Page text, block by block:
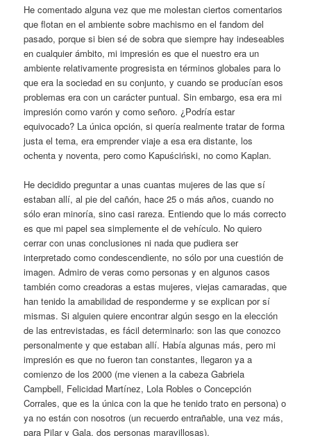
He comentado alguna vez que me molestan ciertos comentarios
que flotan en el ambiente sobre machismo en el fandom del
pasado, porque si bien sé de sobra que siempre hay indeseables
en cualquier ámbito, mi impresión es que el nuestro era un
ambiente relativamente progresista en términos globales para lo
que era la sociedad en su conjunto, y cuando se producían esos
problemas era con un carácter puntual. Sin embargo, esa era mi
impresión como varón y como señoro. ¿Podría estar
equivocado? La única opción, si quería realmente tratar de forma
justa el tema, era emprender viaje a esa era distante, los
ochenta y noventa, pero como Kapuściński, no como Kaplan.
He decidido preguntar a unas cuantas mujeres de las que sí
estaban allí, al pie del cañón, hace 25 o más años, cuando no
sólo eran minoría, sino casi rareza. Entiendo que lo más correcto
es que mi papel sea simplemente el de vehículo. No quiero
cerrar con unas conclusiones ni nada que pudiera ser
interpretado como condescendiente, no sólo por una cuestión de
imagen. Admiro de veras como personas y en algunos casos
también como creadoras a estas mujeres, viejas camaradas, que
han tenido la amabilidad de responderme y se explican por sí
mismas. Si alguien quiere encontrar algún sesgo en la elección
de las entrevistadas, es fácil determinarlo: son las que conozco
personalmente y que estaban allí. Había algunas más, pero mi
impresión es que no fueron tan constantes, llegaron ya a
comienzo de los 2000 (me vienen a la cabeza Gabriela
Campbell, Felicidad Martínez, Lola Robles o Concepción
Corrales, que es la única con la que he tenido trato en persona) o
ya no están con nosotros (un recuerdo entrañable, una vez más,
para Pilar y Gala, dos personas maravillosas).